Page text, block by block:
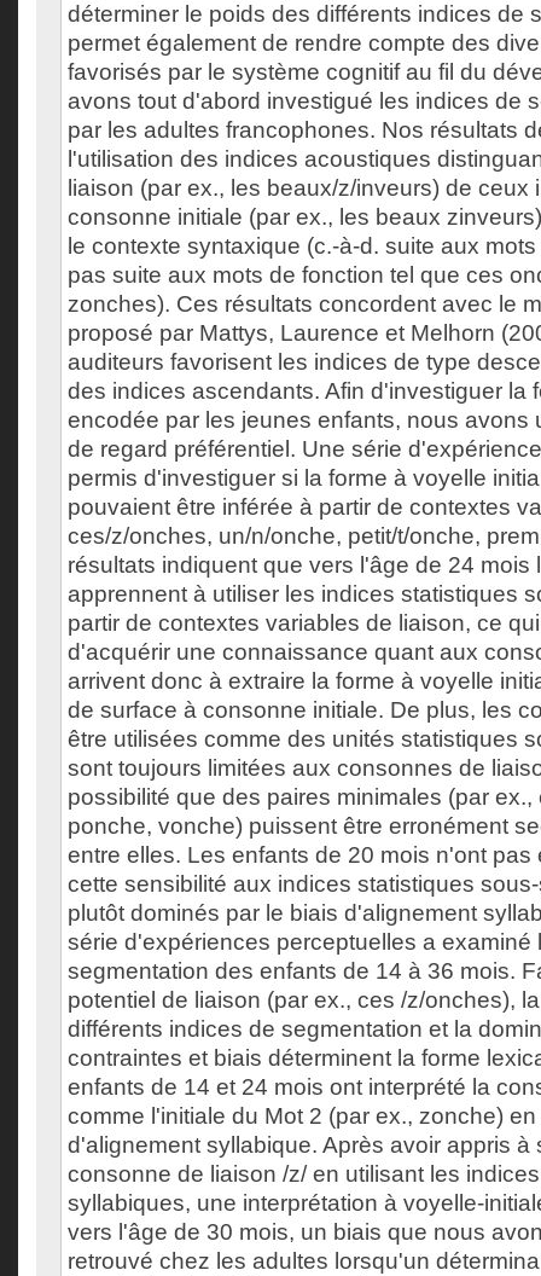
déterminer le poids des différents indices de
permet également de rendre compte des
favorisés par le système cognitif au fil du
avons tout d'abord investigué les indices de
par les adultes francophones. Nos résultats
l'utilisation des indices acoustiques
liaison (par ex., les beaux/z/inveurs) de ceux
consonne initiale (par ex., les beaux
le contexte syntaxique (c.-à-d. suite aux
pas suite aux mots de fonction tel que ces
zonches). Ces résultats concordent avec le
proposé par Mattys, Laurence et Melhorn
auditeurs favorisent les indices de type
des indices ascendants. Afin d'investiguer la
encodée par les jeunes enfants, nous avons
de regard préférentiel. Une série
permis d'investiguer si la forme à voyelle
pouvaient être inférée à partir de contextes
ces/z/onches, un/n/onche, petit/t/onche,
résultats indiquent que vers l'âge de 24 mois
apprennent à utiliser les indices statistiques
partir de contextes variables de liaison, ce
d'acquérir une connaissance quant aux
arrivent donc à extraire la forme à voyelle
de surface à consonne initiale. De plus, les
être utilisées comme des unités statistiques
sont toujours limitées aux consonnes de
possibilité que des paires minimales (par
ponche, vonche) puissent être erronément
entre elles. Les enfants de 20 mois n'ont
cette sensibilité aux indices statistiques
plutôt dominés par le biais d'alignement
série d'expériences perceptuelles a examiné
segmentation des enfants de 14 à 36 mois.
potentiel de liaison (par ex., ces /z/onches),
différents indices de segmentation et la
contraintes et biais déterminent la forme
enfants de 14 et 24 mois ont interprété la
comme l'initiale du Mot 2 (par ex., zonche)
d'alignement syllabique. Après avoir appris à
consonne de liaison /z/ en utilisant les
syllabiques, une interprétation à voyelle-
vers l'âge de 30 mois, un biais que nous
retrouvé chez les adultes lorsqu'un